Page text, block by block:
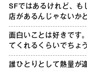
SFではあるけれど、も
店があるんじゃないか
面白いことは好きです
てくれるくらいでちょ
誰ひとりとして熱量が